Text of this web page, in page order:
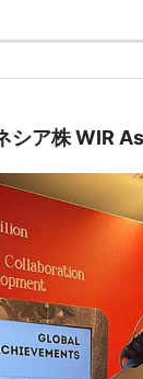
シア株 WIR